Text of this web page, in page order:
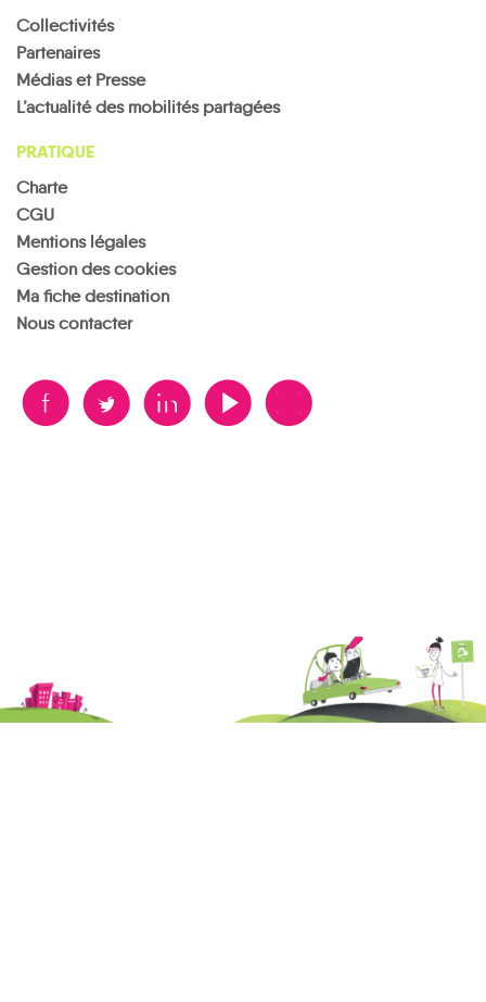
Collectivités
Partenaires
Médias et Presse
L’actualité des mobilités partagées
PRATIQUE
Charte
CGU
Mentions légales
Gestion des cookies
Ma fiche destination
Nous contacter
B A D F V